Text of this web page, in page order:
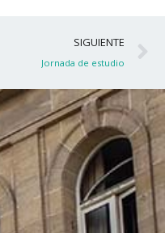
SIGUIENTE
Jornada de estudio